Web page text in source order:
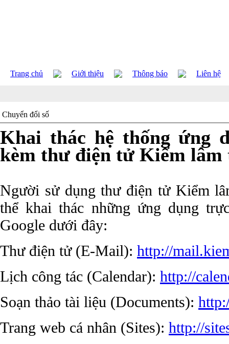
Trang chủ Giới thiệu Thông báo Liên hệ
Chuyển đổi số
Khai thác hệ thống ứng
kèm thư điện tử Kiểm lâm
Người sử dụng thư điện tử Kiểm
thể khai thác những ứng dụng
Google dưới đây:
Thư điện tử (E-Mail): http://
Lịch công tác (Calendar): http://
Soạn thảo tài liệu (Documents):
Trang web cá nhân (Sites): http://